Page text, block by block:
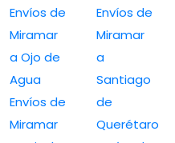
Envíos de
Miramar
a Ojo de
Agua
Envíos de
Miramar
Envíos de
Miramar
a
Santiago
de
Querétaro